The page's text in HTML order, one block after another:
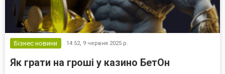
Бізнес новини 14:52, 9 червня 2025 р.
Як грати на гроші у казино БетОн